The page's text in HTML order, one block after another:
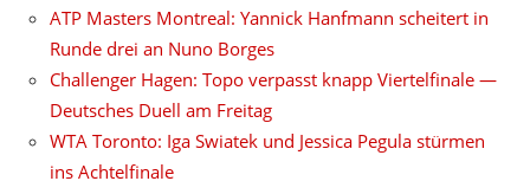
ATP Masters Montreal: Yannick Hanfmann scheitert in
Runde drei an Nuno Borges
Challenger Hagen: Topo verpasst knapp Viertelfinale —
Deutsches Duell am Freitag
WTA Toronto: Iga Swiatek und Jessica Pegula stürmen
ins Achtelfinale